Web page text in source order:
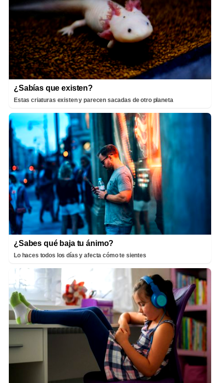
¿Sabías que existen?
Estas criaturas existen y parecen sacadas de otro planeta
¿Sabes qué baja tu ánimo?
Lo haces todos los días y afecta cómo te sientes